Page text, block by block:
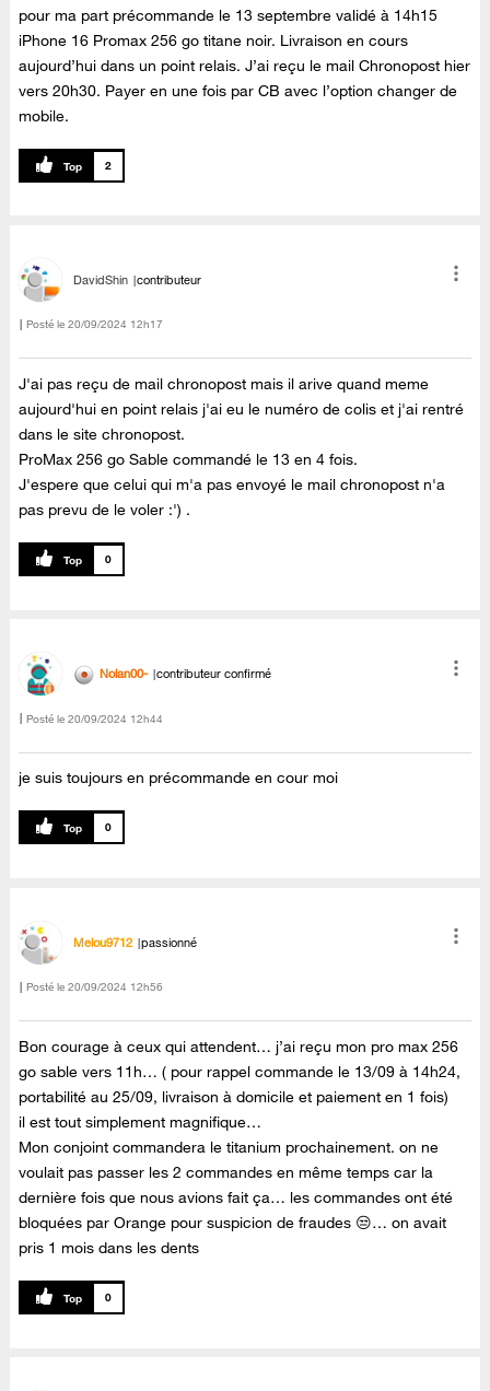
pour ma part précommande le 13 septembre validé à 14h15
iPhone 16 Promax 256 go titane noir. Livraison en cours
aujourd’hui dans un point relais. J’ai reçu le mail Chronopost hier
vers 20h30. Payer en une fois par CB avec l’option changer de
mobile.
2
DavidShin contributeur
Posté le ‎20/09/2024 12h17
J'ai pas reçu de mail chronopost mais il arive quand meme
aujourd'hui en point relais j'ai eu le numéro de colis et j'ai rentré
dans le site chronopost.
ProMax 256 go Sable commandé le 13 en 4 fois.
J'espere que celui qui m'a pas envoyé le mail chronopost n'a
pas prevu de le voler :') .
0
Nolan00- contributeur confirmé
Posté le ‎20/09/2024 12h44
je suis toujours en précommande en cour moi
0
Melou9712 passionné
Posté le ‎20/09/2024 12h56
Bon courage à ceux qui attendent… j’ai reçu mon pro max 256
go sable vers 11h… ( pour rappel commande le 13/09 à 14h24,
portabilité au 25/09, livraison à domicile et paiement en 1 fois)
il est tout simplement magnifique…
Mon conjoint commandera le titanium prochainement. on ne
voulait pas passer les 2 commandes en même temps car la
dernière fois que nous avions fait ça… les commandes ont été
bloquées par Orange pour suspicion de fraudes 😒… on avait
pris 1 mois dans les dents
0